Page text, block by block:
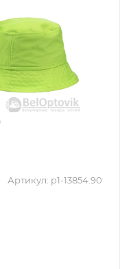
Артикул: p1-13854.90